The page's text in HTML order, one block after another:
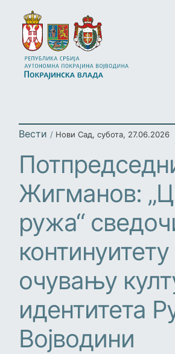
Вести / Нови Сад, субота, 27.06.2026
Жигманов:
ружа“
континуитету
очувању
идентитета
Војводини